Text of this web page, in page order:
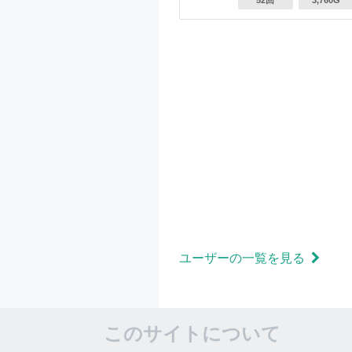
ユーザーの一覧を見る
このサイトについて